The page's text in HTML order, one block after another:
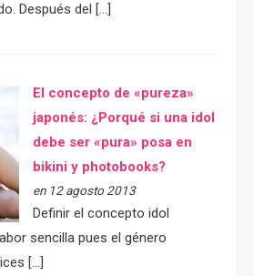
Después del […]
El concepto de «pureza»
japonés: ¿Porqué si una idol
debe ser «pura» posa en
bikini y photobooks?
en 12 agosto 2013
Definir el concepto idol
sencilla pues el género
[…]